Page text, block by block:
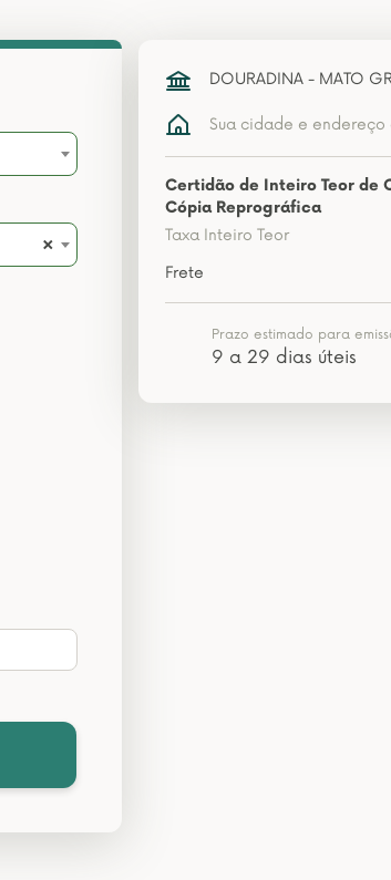
×
DOURADINA - MATO
Sua cidade e endereço
Certidão de Inteiro Teor de
Cópia Reprográfica
Taxa Inteiro Teor
Frete
Prazo estimado para
9 a 29 dias úteis